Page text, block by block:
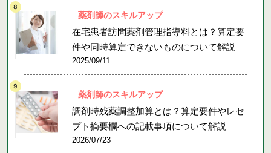
薬剤師のスキルアップ
在宅患者訪問薬剤管理指導料とは？算定要
件や同時算定できないものについて解説
2025/09/11
薬剤師のスキルアップ
調剤時残薬調整加算とは？算定要件やレセ
プト摘要欄への記載事項について解説
2026/07/23